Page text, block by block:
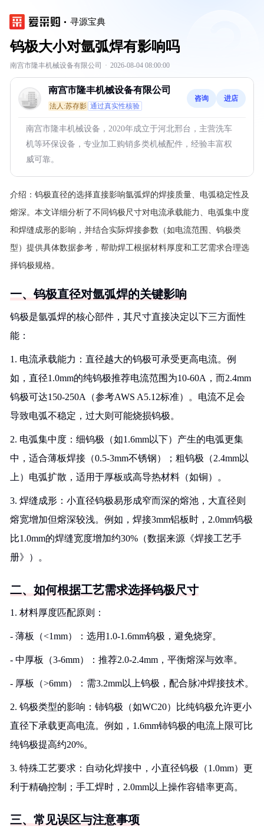
寻源宝典
钨极大小对氩弧焊有影响吗
南宫市隆丰机械设备有限公司 · 2026-08-04 08:00:00
南宫市隆丰机械设备有限公司
法人:苏存影 通过真实性核验
咨询 进店
南宫市隆丰机械设备，2020年成立于河北邢台，主营洗车
机等环保设备，专业加工购销多类机械配件，经验丰富权
威可靠。
介绍： 钨极直径的选择直接影响氩弧焊的焊接质量、电弧稳定性及
熔深。本文详细分析了不同钨极尺寸对电流承载能力、电弧集中度
和焊缝成形的影响，并结合实际焊接参数（如电流范围、钨极类
型）提供具体数据参考，帮助焊工根据材料厚度和工艺需求合理选
择钨极规格。
一、钨极直径对氩弧焊的关键影响
钨极是氩弧焊的核心部件，其尺寸直接决定以下三方面性
能：
1. 电流承载能力：直径越大的钨极可承受更高电流。例
如，直径1.0mm的纯钨极推荐电流范围为10-60A，而2.4mm
钨极可达150-250A（参考AWS A5.12标准）。电流不足会
导致电弧不稳定，过大则可能烧损钨极。
2. 电弧集中度：细钨极（如1.6mm以下）产生的电弧更集
中，适合薄板焊接（0.5-3mm不锈钢）；粗钨极（2.4mm以
上）电弧扩散，适用于厚板或高导热材料（如铜）。
3. 焊缝成形：小直径钨极易形成窄而深的熔池，大直径则
熔宽增加但熔深较浅。例如，焊接3mm铝板时，2.0mm钨极
比1.0mm的焊缝宽度增加约30%（数据来源《焊接工艺手
册》）。
二、如何根据工艺需求选择钨极尺寸
1. 材料厚度匹配原则：
- 薄板（<1mm）：选用1.0-1.6mm钨极，避免烧穿。
- 中厚板（3-6mm）：推荐2.0-2.4mm，平衡熔深与效率。
- 厚板（>6mm）：需3.2mm以上钨极，配合脉冲焊接技术。
2. 钨极类型的影响：铈钨极（如WC20）比纯钨极允许更小
直径下承载更高电流。例如，1.6mm铈钨极的电流上限可比
纯钨极提高约20%。
3. 特殊工艺要求：自动化焊接中，小直径钨极（1.0mm）更
利于精确控制；手工焊时，2.0mm以上操作容错率更高。
三、常见误区与注意事项